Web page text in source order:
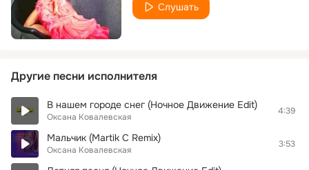
Слушать
Другие песни исполнителя
В нашем городе снег (Ночное Движение Edit)
Оксана Ковалевская
4:39
Мальчик (Martik C Remix)
Оксана Ковалевская
3:53